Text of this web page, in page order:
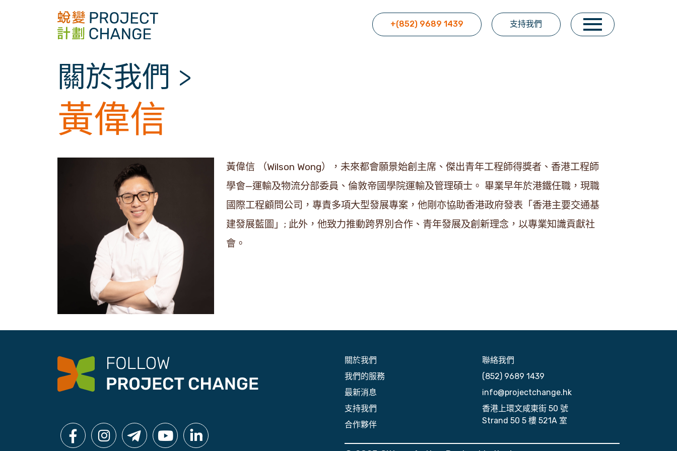
+(852) 9689 1439 支持我們
關於我們 >
黃偉信
黃偉信 （Wilson Wong），未來都會願景始創主席、傑出青年工程師得獎者、香港工程師
學會—運輸及物流分部委員、倫敦帝國學院運輸及管理碩士。 畢業早年於港鐵任職，現職
國際工程顧問公司，專責多項大型發展專案，他剛亦協助香港政府發表「香港主要交通基
建發展藍圖」; 此外，他致力推動跨界別合作、青年發展及創新理念，以專業知識貢獻社
會。
關於我們
我們的服務
最新消息
支持我們
合作夥伴
聯絡我們
(852) 9689 1439
info@projectchange.hk
香港上環文咸東街 50 號
Strand 50 5 樓 521A 室